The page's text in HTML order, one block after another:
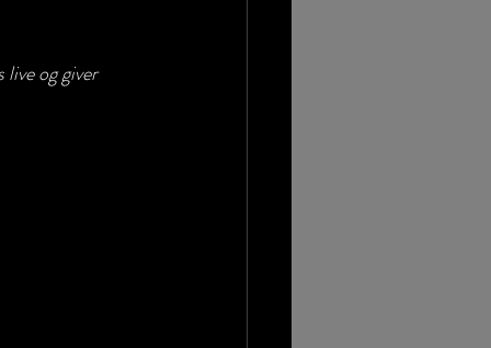
og giver